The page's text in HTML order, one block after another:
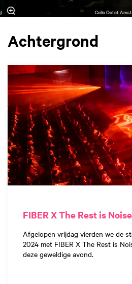
Cello Octet
Achtergrond
FIBER X The Rest is
Afgelopen vrijdag vierden we de
2024 met FIBER X The Rest is
deze geweldige avond.